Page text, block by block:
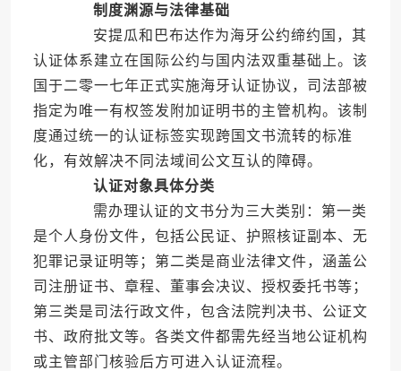
制度渊源与法律基础
安提瓜和巴布达作为海牙公约缔约国，其
认证体系建立在国际公约与国内法双重基础上。该
国于二零一七年正式实施海牙认证协议，司法部被
指定为唯一有权签发附加证明书的主管机构。该制
度通过统一的认证标签实现跨国文书流转的标准
化，有效解决不同法域间公文互认的障碍。
认证对象具体分类
需办理认证的文书分为三大类别：第一类
是个人身份文件，包括公民证、护照核证副本、无
犯罪记录证明等；第二类是商业法律文件，涵盖公
司注册证书、章程、董事会决议、授权委托书等；
第三类是司法行政文件，包含法院判决书、公证文
书、政府批文等。各类文件都需先经当地公证机构
或主管部门核验后方可进入认证流程。